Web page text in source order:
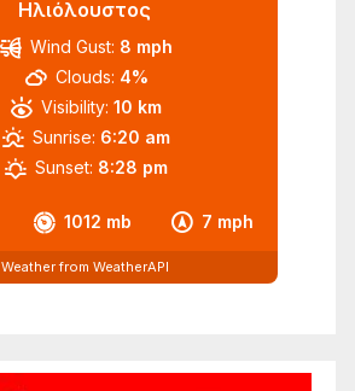
Ηλιόλουστος
1012 mb 7 mph
Wind Gust: 8 mph
Clouds: 4%
Visibility: 10 km
Sunrise: 6:20 am
Sunset: 8:28 pm
Weather from WeatherAPI